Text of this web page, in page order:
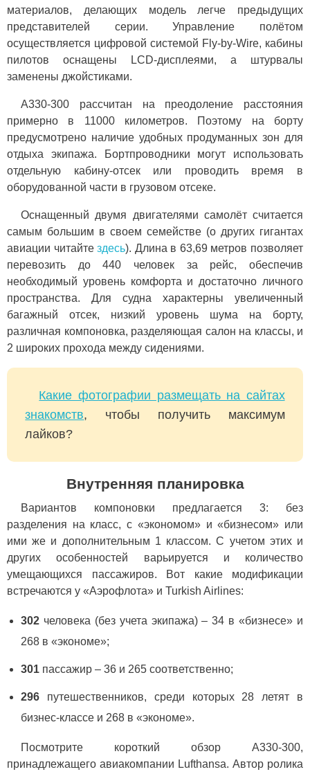
материалов, делающих модель легче предыдущих
представителей серии. Управление полётом
осуществляется цифровой системой Fly-by-Wire, кабины
пилотов оснащены LCD-дисплеями, а штурвалы
заменены джойстиками.
А330-300 рассчитан на преодоление расстояния
примерно в 11000 километров. Поэтому на борту
предусмотрено наличие удобных продуманных зон для
отдыха экипажа. Бортпроводники могут использовать
отдельную кабину-отсек или проводить время в
оборудованной части в грузовом отсеке.
Оснащенный двумя двигателями самолёт считается
самым большим в своем семействе (о других гигантах
авиации читайтездесь). Длина в 63,69 метров позволяет
перевозить до 440 человек за рейс, обеспечив
необходимый уровень комфорта и достаточно личного
пространства. Для судна характерны увеличенный
багажный отсек, низкий уровень шума на борту,
различная компоновка, разделяющая салон на классы, и
2 широких прохода между сидениями.
Какие фотографии размещать на сайтах
знакомств, чтобы получить максимум
лайков?
Внутренняя планировка
Вариантов компоновки предлагается 3: без
разделения на класс, с «экономом» и «бизнесом» или
ими же и дополнительным 1 классом. С учетом этих и
других особенностей варьируется и количество
умещающихся пассажиров. Вот какие модификации
встречаются у «Аэрофлота» и Turkish Airlines:
302 человека (без учета экипажа) – 34 в «бизнесе» и
268 в «экономе»;
301 пассажир – 36 и 265 соответственно;
296 путешественников, среди которых 28 летят в
бизнес-классе и 268 в «экономе».
Посмотрите короткий обзор А330-300,
принадлежащего авиакомпании Lufthansa. Автор ролика